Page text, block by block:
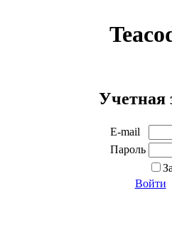
Учетная
E-mail
Пароль
Войти